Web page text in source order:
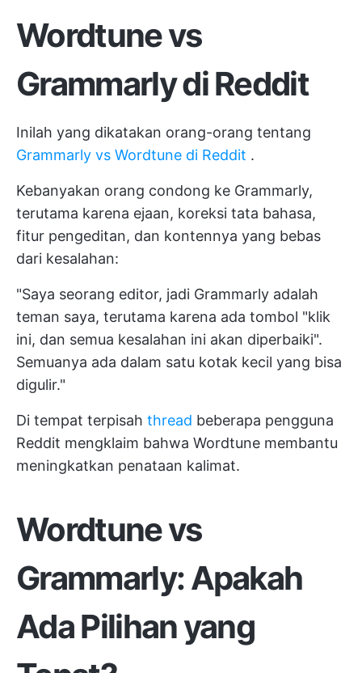
Wordtune vs
Grammarly di Reddit
Inilah yang dikatakan orang-orang tentang
Grammarly vs Wordtune di Reddit .
Kebanyakan orang condong ke Grammarly,
terutama karena ejaan, koreksi tata bahasa,
fitur pengeditan, dan kontennya yang bebas
dari kesalahan:
"Saya seorang editor, jadi Grammarly adalah
teman saya, terutama karena ada tombol "klik
ini, dan semua kesalahan ini akan diperbaiki".
Semuanya ada dalam satu kotak kecil yang bisa
digulir."
Di tempat terpisah thread beberapa pengguna
Reddit mengklaim bahwa Wordtune membantu
meningkatkan penataan kalimat.
Wordtune vs
Grammarly: Apakah
Ada Pilihan yang